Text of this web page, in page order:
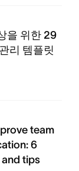
을 위한 29
리 템플릿
team
6
tips